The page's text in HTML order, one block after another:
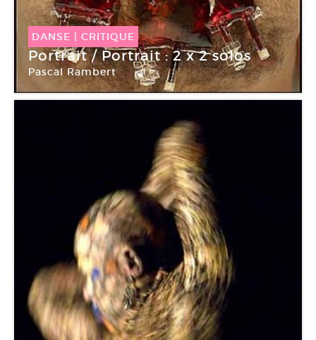
DANSE | CRITIQUE
Portrait / Portrait : 2 x 2 solos
Pascal Rambert
Théâtre de Gennevilliers